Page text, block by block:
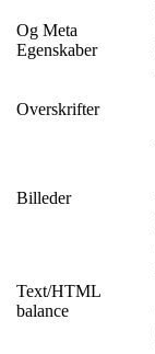
Og Meta
Egenskaber
Overskrifter
Billeder
Text/HTML
balance